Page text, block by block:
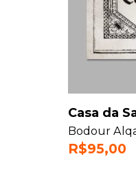
Casa da
Bodour
R$95,00